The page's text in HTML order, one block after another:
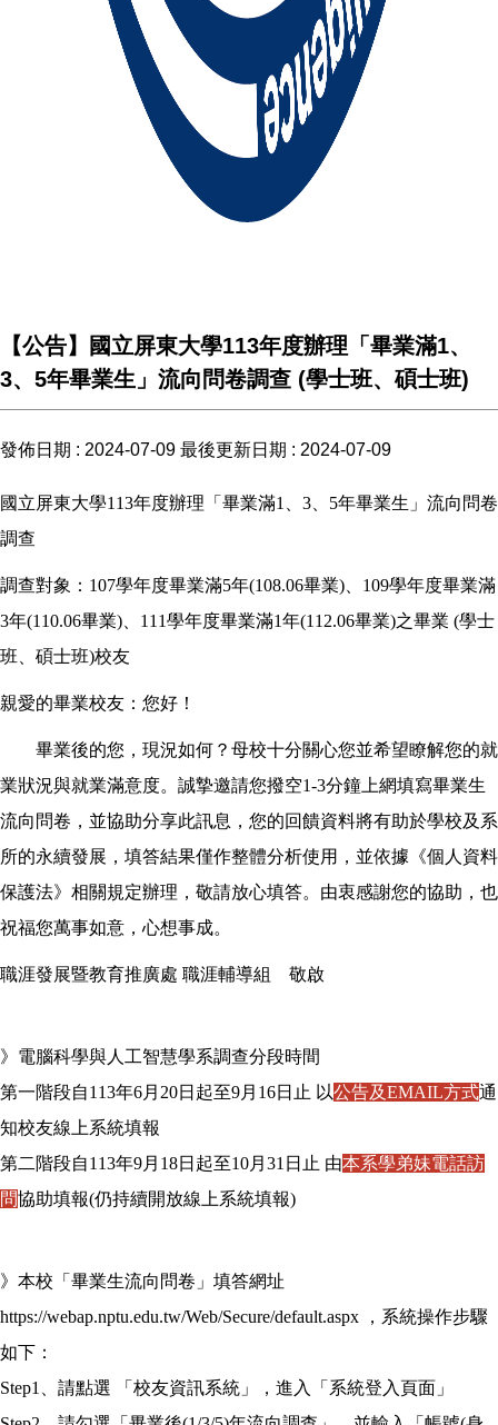
【公告】國立屏東大學113年度辦理「畢業滿1、
3、5年畢業生」流向問卷調查 (學士班、碩士班)
發佈日期 : 2024-07-09 最後更新日期 : 2024-07-09
國立屏東大學113年度辦理「畢業滿1、3、5年畢業生」流向問卷
調查
調查對象：107學年度畢業滿5年(108.06畢業)、109學年度畢業滿
3年(110.06畢業)、111學年度畢業滿1年(112.06畢業)之畢業 (學士
班、碩士班)校友
親愛的畢業校友：您好！
畢業後的您，現況如何？母校十分關心您並希望瞭解您的就
業狀況與就業滿意度。誠摯邀請您撥空1-3分鐘上網填寫畢業生
流向問卷，並協助分享此訊息，您的回饋資料將有助於學校及系
所的永續發展，填答結果僅作整體分析使用，並依據《個人資料
保護法》相關規定辦理，敬請放心填答。由衷感謝您的協助，也
祝福您萬事如意，心想事成。
職涯發展暨教育推廣處 職涯輔導組 敬啟
》電腦科學與人工智慧學系調查分段時間
第一階段自113年6月20日起至9月16日止 以公告及EMAIL方式通
知校友線上系統填報
第二階段自113年9月18日起至10月31日止 由本系學弟妹電話訪
問協助填報(仍持續開放線上系統填報)
》本校「畢業生流向問卷」填答網址
https://webap.nptu.edu.tw/Web/Secure/default.aspx ，系統操作步驟
如下：
Step1、請點選 「校友資訊系統」，進入「系統登入頁面」